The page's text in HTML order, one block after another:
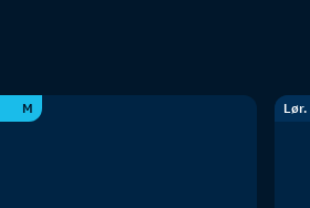
M Lør.